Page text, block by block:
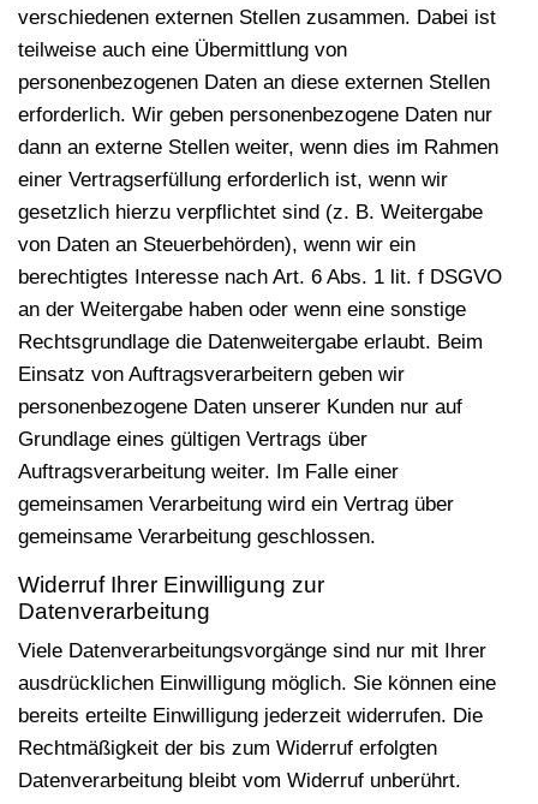
verschiedenen externen Stellen zusammen. Dabei ist
teilweise auch eine Übermittlung von
personenbezogenen Daten an diese externen Stellen
erforderlich. Wir geben personenbezogene Daten nur
dann an externe Stellen weiter, wenn dies im Rahmen
einer Vertragserfüllung erforderlich ist, wenn wir
gesetzlich hierzu verpflichtet sind (z. B. Weitergabe
von Daten an Steuerbehörden), wenn wir ein
berechtigtes Interesse nach Art. 6 Abs. 1 lit. f DSGVO
an der Weitergabe haben oder wenn eine sonstige
Rechtsgrundlage die Datenweitergabe erlaubt. Beim
Einsatz von Auftragsverarbeitern geben wir
personenbezogene Daten unserer Kunden nur auf
Grundlage eines gültigen Vertrags über
Auftragsverarbeitung weiter. Im Falle einer
gemeinsamen Verarbeitung wird ein Vertrag über
gemeinsame Verarbeitung geschlossen.
Widerruf Ihrer Einwilligung zur
Datenverarbeitung
Viele Datenverarbeitungsvorgänge sind nur mit Ihrer
ausdrücklichen Einwilligung möglich. Sie können eine
bereits erteilte Einwilligung jederzeit widerrufen. Die
Rechtmäßigkeit der bis zum Widerruf erfolgten
Datenverarbeitung bleibt vom Widerruf unberührt.